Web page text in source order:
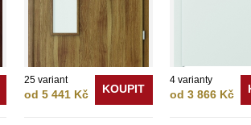
25 variant
od 5 441 Kč KOUPIT
4 varianty
od 3 866 Kč